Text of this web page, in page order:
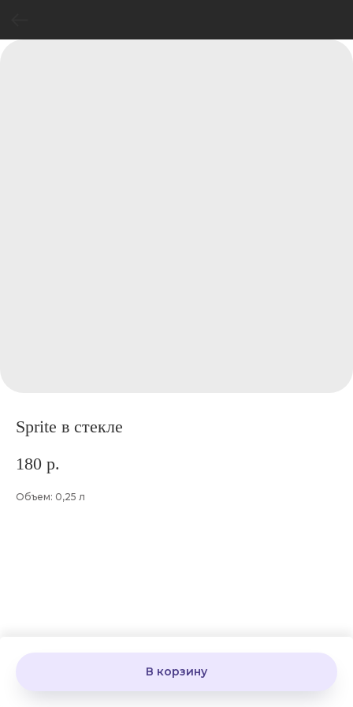
Sprite в стекле
180 р.
В корзину
Объем: 0,25 л